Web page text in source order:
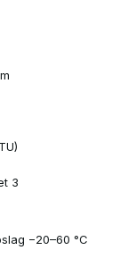
3
−20–60 °C